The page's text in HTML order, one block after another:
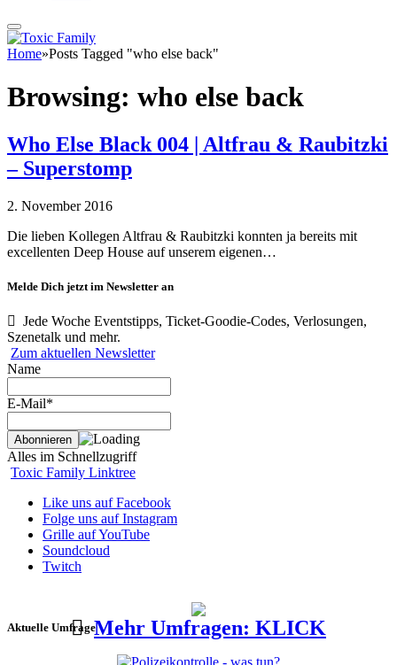
Home»Posts Tagged "who else back"
Browsing: who else back
Who Else Black 004 | Altfrau & Raubitzki
– Superstomp
2. November 2016
Die lieben Kollegen Altfrau & Raubitzki konnten ja bereits mit
excellenten Deep House auf unserem eigenen…
Melde Dich jetzt im Newsletter an
Jede Woche Eventstipps, Ticket-Goodie-Codes, Verlosungen,
Szenetalk und mehr.
Zum aktuellen Newsletter
Name
E-Mail*
Alles im Schnellzugriff
Toxic Family Linktree
Like uns auf Facebook
Folge uns auf Instagram
Grille auf YouTube
Soundcloud
Twitch
Aktuelle UmfrageMehr Umfragen: KLICK